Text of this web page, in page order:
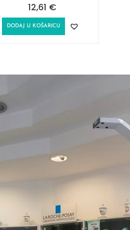
12,61 €
DODAJ U KOŠARICU